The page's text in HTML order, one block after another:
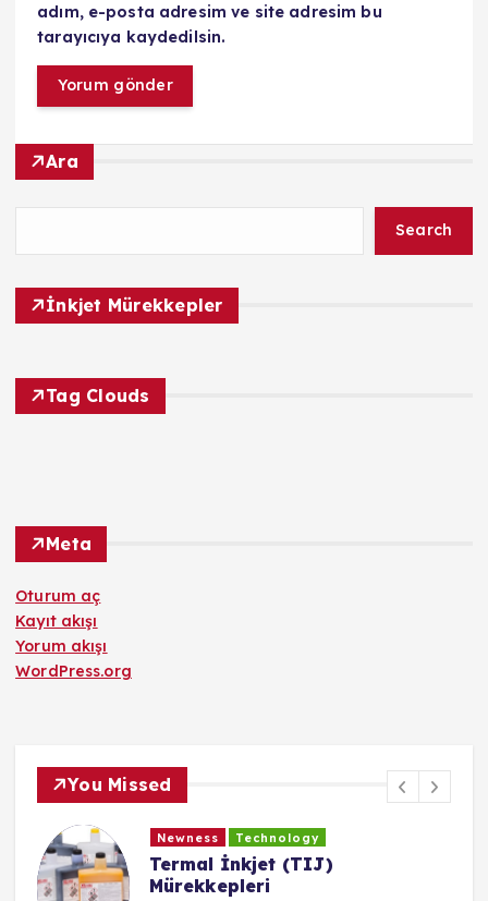
adım, e-posta adresim ve site adresim bu
tarayıcıya kaydedilsin.
Ara
Search
İnkjet Mürekkepler
Tag Clouds
Meta
Oturum aç
Kayıt akışı
Yorum akışı
WordPress.org
You Missed
Newness Technology
Termal İnkjet (TIJ)
Mürekkepleri